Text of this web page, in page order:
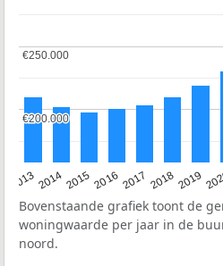
20132014201520162017 20182019
€200.000
€200.000
€250.000
€250.000
Bovenstaande grafiek toont de
woningwaarde per jaar in de
noord.